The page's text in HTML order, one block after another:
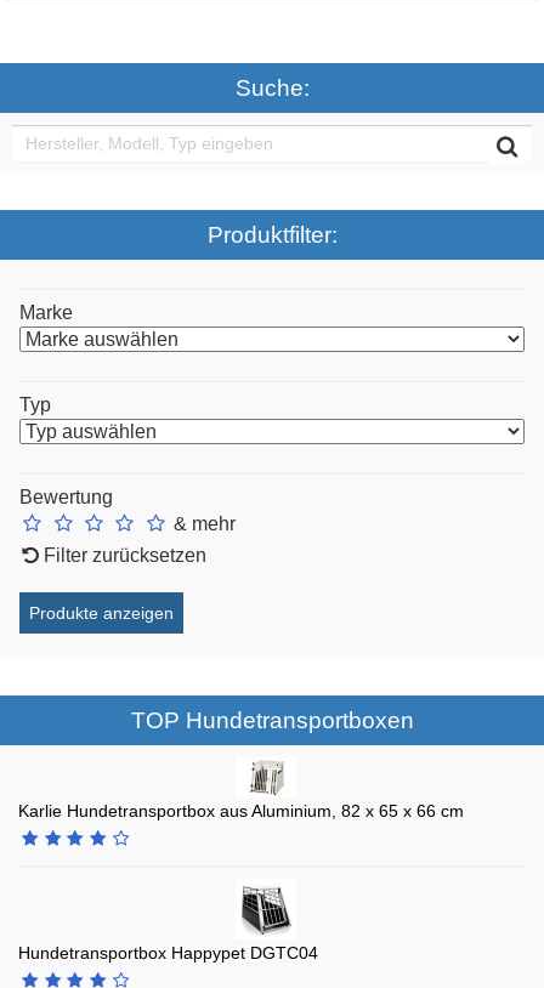
Suche:
Produktfilter:
Marke
Typ
Bewertung
& mehr
Filter zurücksetzen
TOP Hundetransportboxen
Karlie Hundetransportbox aus Aluminium, 82 x 65 x 66 cm
Hundetransportbox Happypet DGTC04